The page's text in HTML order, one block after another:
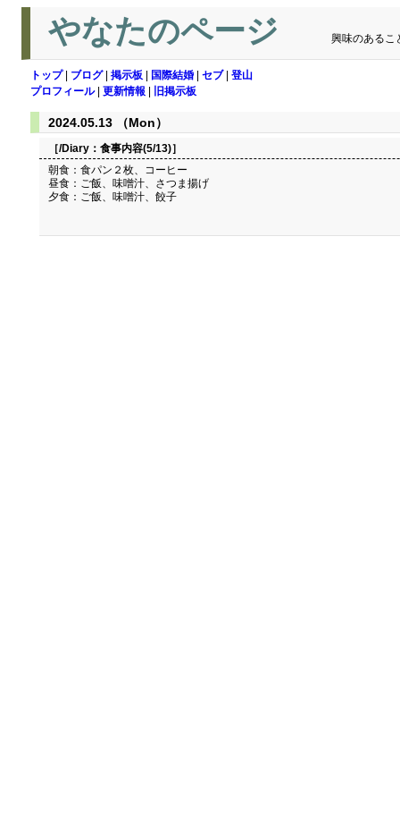
やなたのページ 興味のあるこ
トップ| ブログ| 掲示板 国際結婚 セブ| 登山
プロフィール| 更新情報 旧掲示板
2024.05.13 （Mon）
［/Diary： 食事内容(5/13)］
朝食：食パン２枚、コーヒー
昼食：ご飯、味噌汁、さつま揚げ
夕食：ご飯、味噌汁、餃子